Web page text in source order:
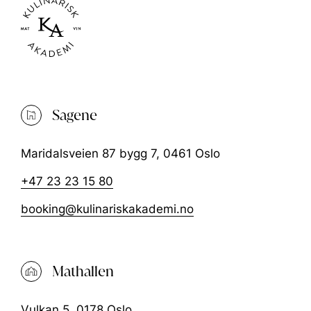
Det tas forbehold om nok påmeldte for
gjennomføring av kurset.
Du er velkommen til å kjøpe drikke før kurset.
Vi minner om våre generelle
Sagene
Maridalsveien 87 bygg 7, 0461 Oslo
+47 23 23 15 80
booking@kulinariskakademi.no
Mathallen